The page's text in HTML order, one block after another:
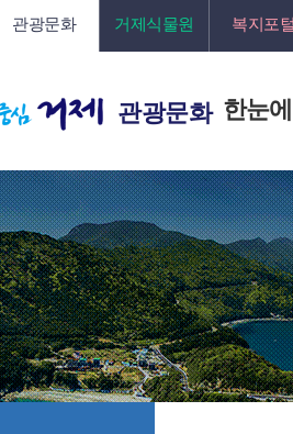
관광문화 거제식물원 복지포
관광문화 한눈